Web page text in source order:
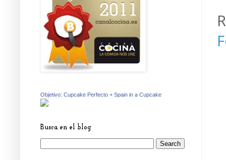
Objetivo: Cupcake Perfecto + Spain in a Cupcake
Busca en el blog